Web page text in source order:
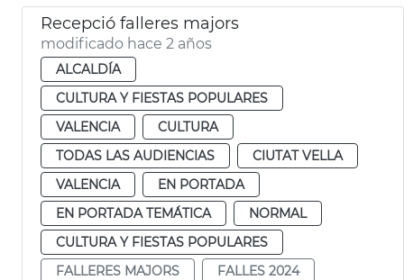
Recepció falleres majors
modificado hace 2 años
ALCALDÍA
CULTURA Y FIESTAS POPULARES
VALENCIA
CULTURA
TODAS LAS AUDIENCIAS
CIUTAT VELLA
VALENCIA
EN PORTADA
EN PORTADA TEMÁTICA
NORMAL
CULTURA Y FIESTAS POPULARES
FALLERES MAJORS
FALLES 2024